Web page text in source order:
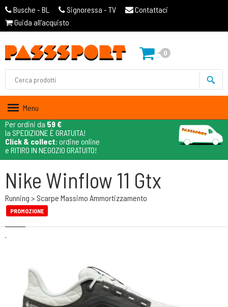
Busche - BL Signoressa - TV
Contattaci
Guida all'acquisto
0
Menu
Per ordini da 59 €
la SPEDIZIONE È GRATUITA!
Click & collect: ordine online
e RITIRO IN NEGOZIO GRATUITO!
Nike Winflow 11 Gtx
Running > Scarpe Massimo Ammortizzamento
PROMOZIONE